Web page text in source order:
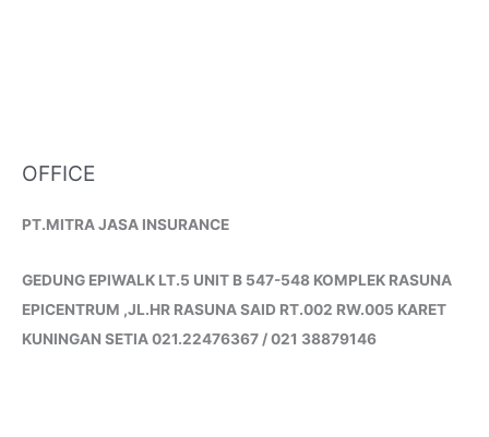
OFFICE
PT.MITRA JASA INSURANCE
GEDUNG EPIWALK LT.5 UNIT B 547-548 KOMPLEK RASUNA
EPICENTRUM ,JL.HR RASUNA SAID RT.002 RW.005 KARET
KUNINGAN SETIA 021.22476367 / 021 38879146